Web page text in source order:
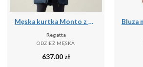
Męska kurtka Monto z wyściełaniem
Regatta
ODZIEŻ MĘSKA
637.00 zł